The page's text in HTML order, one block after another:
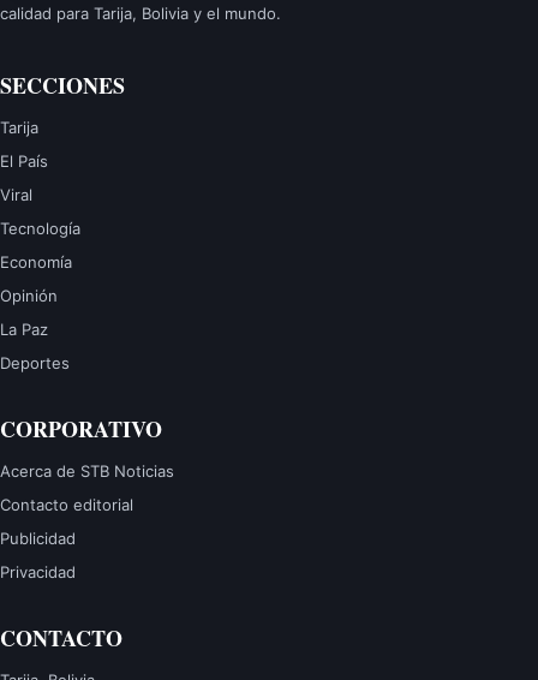
calidad para Tarija, Bolivia y el mundo.
SECCIONES
Tarija
El País
Viral
Tecnología
Economía
Opinión
La Paz
Deportes
CORPORATIVO
Acerca de STB Noticias
Contacto editorial
Publicidad
Privacidad
CONTACTO